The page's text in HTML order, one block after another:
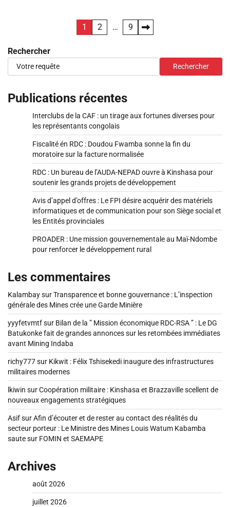
des
publications
1 2 … 9
Rechercher
Rechercher
Publications récentes
Interclubs de la CAF : un tirage aux fortunes diverses pour
les représentants congolais
Fiscalité én RDC : Doudou Fwamba sonne la fin du
moratoire sur la facture normalisée
RDC : Un bureau de l’AUDA-NEPAD ouvre à Kinshasa pour
soutenir les grands projets de développement
Avis d’appel d’offres : Le FPI désire acquérir des matériels
informatiques et de communication pour son Siège social et
les Entités provinciales
PROADER : Une mission gouvernementale au Maï-Ndombe
pour renforcer le développement rural
Les commentaires
KalambaysurTransparence et bonne gouvernance : L’inspection
générale des Mines crée une Garde Minière
yyyfetvmtfsur Bilan de la ” Mission économique RDC-RSA ” : Le DG
Batukonke fait de grandes annonces sur les retombées immédiates
avant Mining Indaba
richy777sur Kikwit : Félix Tshisekedi inaugure des infrastructures
militaires modernes
lkiwin surCoopération militaire : Kinshasa et Brazzaville scellent de
nouveaux engagements stratégiques
AsifsurAfin d’écouter et de rester au contact des réalités du
secteur porteur : Le Ministre des Mines Louis Watum Kabamba
saute sur FOMIN et SAEMAPE
Archives
août 2026
juillet 2026